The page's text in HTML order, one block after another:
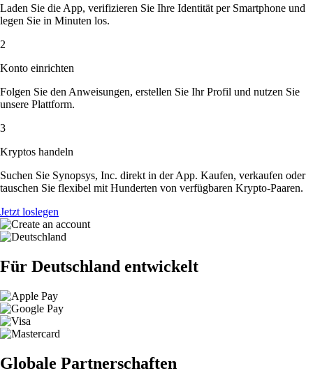
Laden Sie die App, verifizieren Sie Ihre Identität per Smartphone und
legen Sie in Minuten los.
2
Konto einrichten
Folgen Sie den Anweisungen, erstellen Sie Ihr Profil und nutzen Sie
unsere Plattform.
3
Kryptos handeln
Suchen Sie Synopsys, Inc. direkt in der App. Kaufen, verkaufen oder
tauschen Sie flexibel mit Hunderten von verfügbaren Krypto-Paaren.
Jetzt loslegen
Für Deutschland entwickelt
Globale Partnerschaften